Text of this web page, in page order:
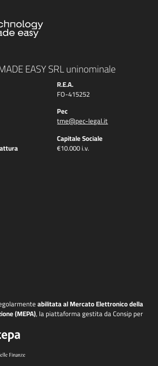
EASY SRL uninominale
R.E.A.
FO-415252
Pec
tme@pec-legal.it
Capitale Sociale
€10.000 i.v.
abilitata al Mercato Elettronico della
(MEPA), la piattaforma gestita da Consip per